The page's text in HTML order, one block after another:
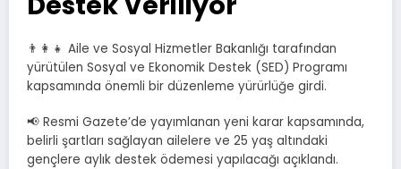
👨‍👩‍👧 Aile ve Sosyal Hizmetler Bakanlığı tarafından
yürütülen Sosyal ve Ekonomik Destek (SED) Programı
kapsamında önemli bir düzenleme yürürlüğe girdi.
📢 Resmi Gazete’de yayımlanan yeni karar kapsamında,
belirli şartları sağlayan ailelere ve 25 yaş altındaki
gençlere aylık destek ödemesi yapılacağı açıklandı.